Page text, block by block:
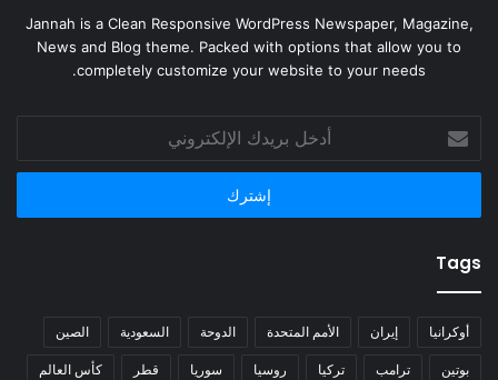
Jannah is a Clean Responsive WordPress Newspaper, Magazine,
News and Blog theme. Packed with options that allow you to
completely customize your website to your needs.
بريدك
الإلكتروني
Tags
أوكرانيا إيران الأمم المتحدة الدوحة السعودية الصين
بوتين ترامب تركيا روسيا سوريا قطر كأس العالم